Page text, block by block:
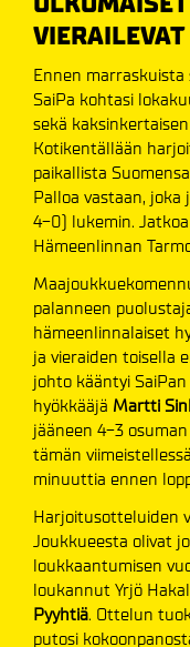
Ennen
SaiPa kohtasi
sekä
Kotikentällään
paikallista
Palloa vastaan, joka
4-0) lukemin.
Hämeenlinnan
palanneen
hämeenlinnalaiset
ja vieraiden toisella
johto kääntyi
hyökkääjä Martti
jääneen 4-3
tämän
minuuttia ennen
Harjoitusotteluiden
Joukkueesta olivat
loukkaantumisen
loukannut Yrjö
Pyyhtiä. Ottelun
putosi